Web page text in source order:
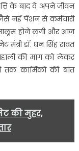
के बाद वे अपने जीवन
नई पेंशन से कर्मचारी
होने लगी और आज
मंत्री डॉ. धन सिंह रावत
की मांग को लेकर
तक कार्मिको की बात
की मुहर,